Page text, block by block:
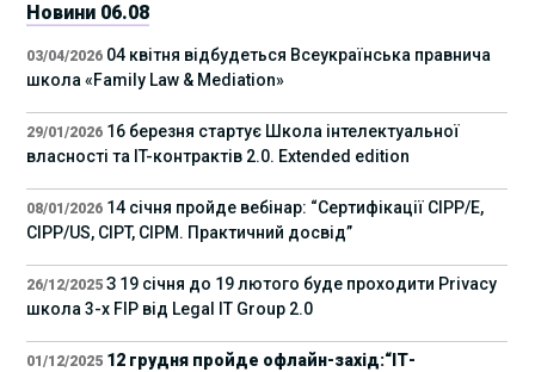
Новини 06.08
03/04/2026 04 квітня відбудеться Всеукраїнська правнича
школа «Family Law & Mediation»
29/01/2026 16 березня стартує Школа інтелектуальної
власності та IT-контрактів 2.0. Extended edition
08/01/2026 14 січня пройде вебінар: “Сертифікації СІРР/Е,
CIPP/US, CIPT, CIPM. Практичний досвід”
26/12/2025 З 19 січня до 19 лютого буде проходити Privacy
школа 3-х FIP від Legal IT Group 2.0
01/12/2025 12 грудня пройде офлайн-захід:“ІТ-